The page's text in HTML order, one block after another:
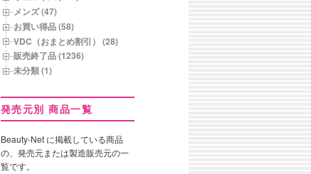
メンズ (47)
お買い得品 (58)
VDC（おまとめ割引） (28)
販売終了品 (1236)
未分類 (1)
発売元別 商品一覧
Beauty-Net に掲載している商品
の、発売元または製造販売元の一
覧です。